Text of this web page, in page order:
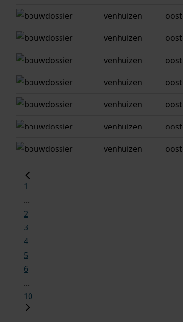
venhuizen
venhuizen
venhuizen
venhuizen
venhuizen
venhuizen
venhuizen
1
...
2
3
4
5
6
...
10